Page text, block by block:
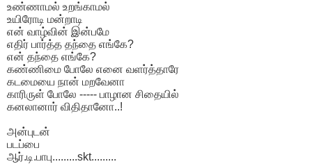
உண்ணாமல் உறங்காமல்
உயிரோடி மன்றாடி
என் வாழ்வின் இன்பமே
எதிர் பார்த்த தந்தை எங்கே?
என் தந்தை எங்கே?
கண்ணிமை போலே எனை வளர்த்தாரே
கடமையை நான் மறவேனா
காரிருள் போலே ----- பாழான சிதையில்
கனலானார் விதிதானோ..!
அன்புடன்
படப்பை
ஆர்.டி.பாபு.........skt.........